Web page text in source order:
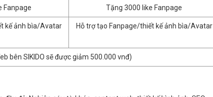
Fanpage Tặng 3000 like Fanpage
kế ảnh bìa/Avatar Hỗ trợ tạo Fanpage/thiết kế ảnh bìa/Avatar
bên SIKIDO sẽ được giảm 500.000 vnđ)